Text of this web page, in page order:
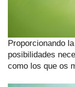
Proporcionando
posibilidades
como los que os